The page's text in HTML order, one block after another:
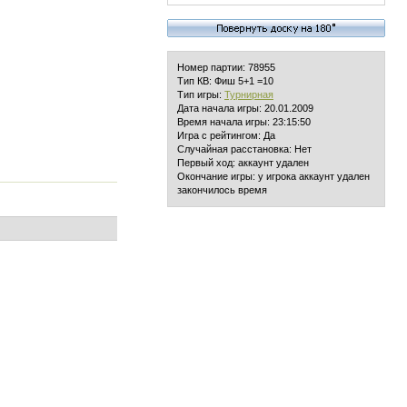
Номер партии: 78955
Тип КВ: Фиш 5+1 =10
Тип игры: Турнирная
Дата начала игры: 20.01.2009
Время начала игры: 23:15:50
Игра с рейтингом: Да
Случайная расстановка: Нет
Первый ход: аккаунт удален
Окончание игры: у игрока аккаунт удален
закончилось время